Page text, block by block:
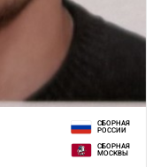
СБОРНАЯ
РОССИИ
СБОРНАЯ
МОСКВЫ